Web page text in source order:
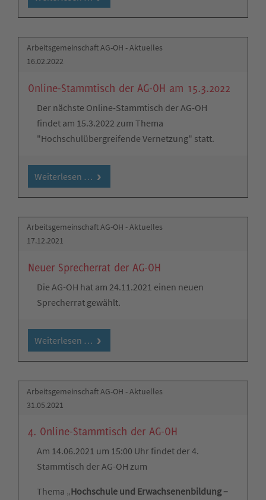
Arbeitsgemeinschaft AG-OH - Aktuelles
16.02.2022
Online-Stammtisch der AG-OH am 15.3.2022
Der nächste Online-Stammtisch der AG-OH
findet am 15.3.2022 zum Thema
"Hochschulübergreifende Vernetzung" statt.
Weiterlesen …
Arbeitsgemeinschaft AG-OH - Aktuelles
17.12.2021
Neuer Sprecherrat der AG-OH
Die AG-OH hat am 24.11.2021 einen neuen
Sprecherrat gewählt.
Weiterlesen …
Arbeitsgemeinschaft AG-OH - Aktuelles
31.05.2021
4. Online-Stammtisch der AG-OH
Am 14.06.2021 um 15:00 Uhr findet der 4.
Stammtisch der AG-OH zum
Thema „Hochschule und Erwachsenenbildung –